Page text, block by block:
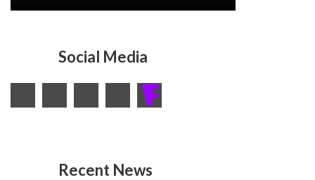
Social Media
Recent News